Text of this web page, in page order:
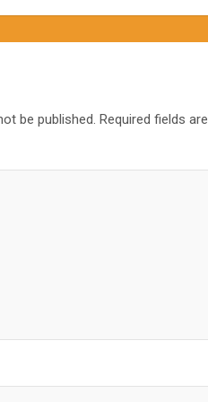
be published. Required fields